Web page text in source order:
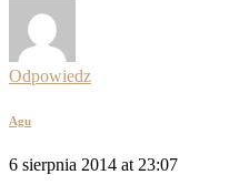
Odpowiedz
Agu
6 sierpnia 2014 at 23:07